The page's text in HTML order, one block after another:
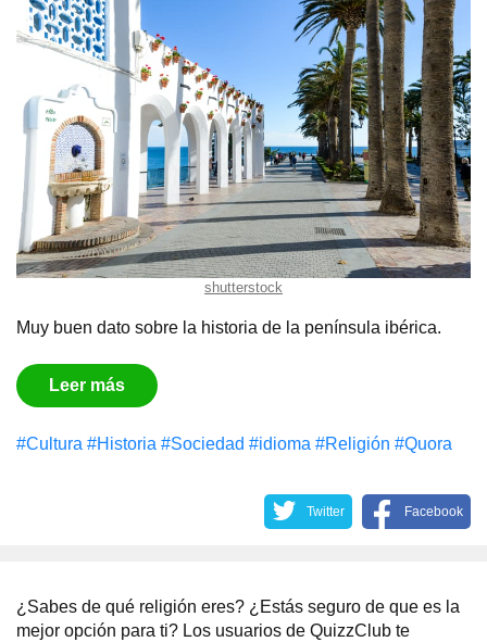
shutterstock
Muy buen dato sobre la historia de la península ibérica.
Leer más
#Cultura #Historia #Sociedad #idioma #Religión #Quora
Twitter Facebook
¿Sabes de qué religión eres? ¿Estás seguro de que es la
mejor opción para ti? Los usuarios de QuizzClub te